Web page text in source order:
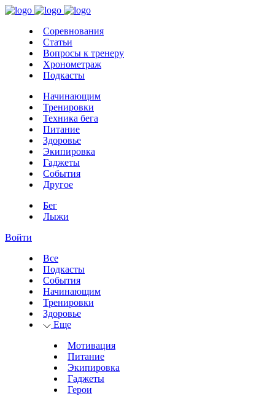
Соревнования
Статьи
Вопросы к тренеру
Хронометраж
Подкасты
Начинающим
Тренировки
Техника бега
Питание
Здоровье
Экипировка
Гаджеты
События
Другое
Бег
Лыжи
Войти
Все
Подкасты
События
Начинающим
Тренировки
Здоровье
Еще
Мотивация
Питание
Экипировка
Гаджеты
Герои